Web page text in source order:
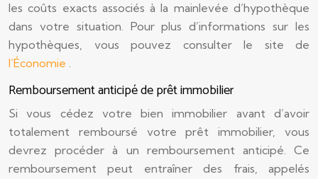
les coûts exacts associés à la mainlevée d’hypothèque
dans votre situation. Pour plus d’informations sur les
hypothèques, vous pouvez consulter le site de
l’Économie .
Remboursement anticipé de prêt immobilier
Si vous cédez votre bien immobilier avant d’avoir
totalement remboursé votre prêt immobilier, vous
devrez procéder à un remboursement anticipé. Ce
remboursement peut entraîner des frais, appelés